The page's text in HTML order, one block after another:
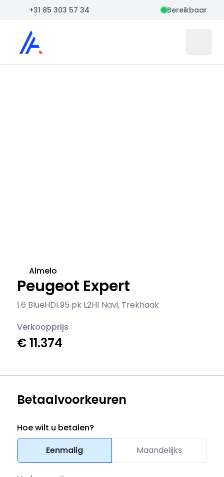
+31 85 303 57 34 Bereikbaar
Auto Atlas
Peugeot Expert
1.6 BlueHDI 95 pk L2H1 Navi, Trekhaak
Almelo
Verkoopprijs
€ 11.374
Betaalvoorkeuren
Hoe wilt u betalen?
Eenmalig
Maandelijks